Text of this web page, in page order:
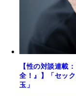
【性の対談連載
全！』】「セッ
玉」